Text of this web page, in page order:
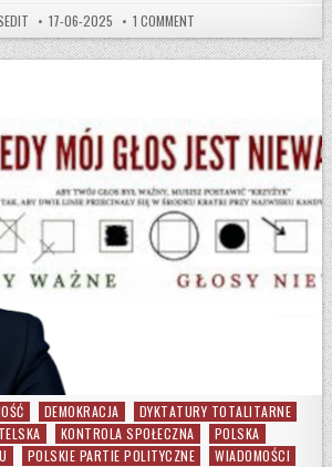
PUBLISHED DATE:
17-06-2025 1 COMMENT ON DZIENNIK GAZETA
DEMOKRACJA
DYKTATURY TOTALITARNE
KONTROLA SPOŁECZNA
POLSKA
POLSKIE PARTIE POLITYCZNE WIADOMOŚCI